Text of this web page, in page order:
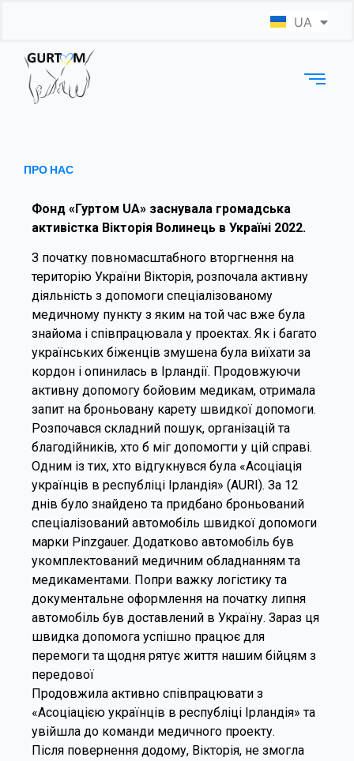
UA
EN
ПРО НАС
Фонд «Гуртом UA» заснувала громадська
активістка Вікторія Волинець в Україні 2022.
З початку повномасштабного вторгнення на
територію України Вікторія, розпочала активну
діяльність з допомоги спеціалізованому
медичному пункту з яким на той час вже була
знайома і співпрацювала у проектах. Як і багато
українських біженців змушена була виїхати за
кордон і опинилась в Ірландії. Продовжуючи
активну допомогу бойовим медикам, отримала
запит на броньовану карету швидкої допомоги.
Розпочався складний пошук, організацій та
благодійників, хто б міг допомогти у цій справі.
Одним із тих, хто відгукнувся була «Асоціація
українців в республіці Ірландія» (AURI). За 12
днів було знайдено та придбано броньований
спеціалізований автомобіль швидкої допомоги
марки Pinzgauer. Додатково автомобіль був
укомплектований медичним обладнанням та
медикаментами. Попри важку логістику та
документальне оформлення на початку липня
автомобіль був доставлений в Україну. Зараз ця
швидка допомога успішно працює для
перемоги та щодня рятує життя нашим бійцям з
передової
Продовжила активно співпрацювати з
«Асоціацією українців в республіці Ірландія» та
увійшла до команди медичного проекту.
Після повернення додому, Вікторія, не змогла